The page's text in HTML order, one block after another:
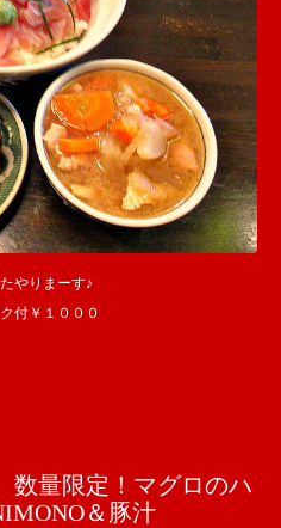
やりまーす♪
付￥１０００
量限定！マグロのハ
＆豚汁